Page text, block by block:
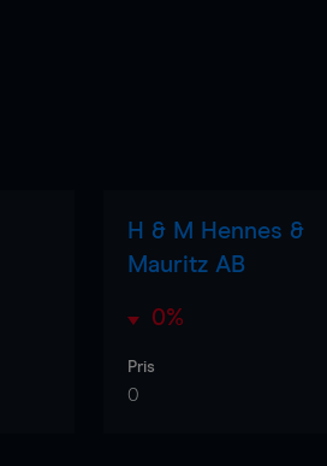
H & M Hennes &
Mauritz AB
0%
Pris
0